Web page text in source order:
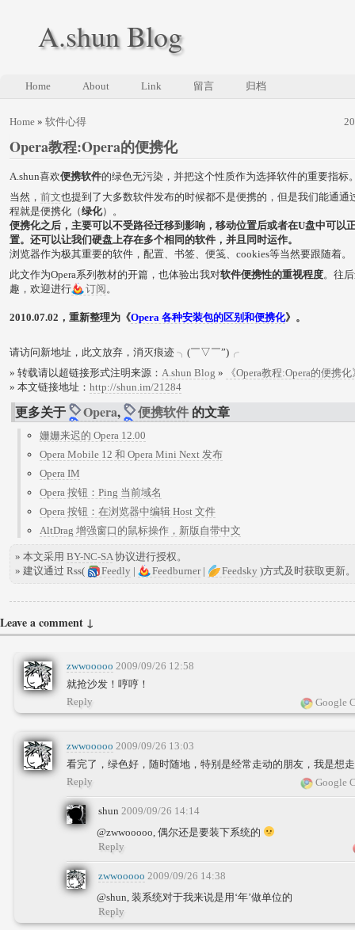
A.shun Blog
Home About Link 留言 归档
Home » 软件心得
Opera教程:Opera的便携化
A.shun喜欢便携软件的绿色无污染，并把这个性质作为选择软件的重要指标
当然， 前文也提到了大多数软件发布的时候都不是便携的，但是我们能通通
程就是便携化（绿化）。
便携化之后，主要可以不受路径迁移到影响，移动位置后或者在U盘中可以
置。还可以让我们硬盘上存在多个相同的软件，并且同时运作。
浏览器作为极其重要的软件，配置、书签、便笺、cookies等当然要跟随着。
此文作为Opera系列教材的开篇，也体验出我对软件便携性的重视程度。往
趣，欢迎进行
订阅。
2010.07.02，重新整理为《Opera 各种安装包的区别和便携化》。
请访问新地址，此文放弃，消灭痕迹 ╮(￣▽￣”)╭
» 转载请以超链接形式注明来源： A.shun Blog »
《Opera教程:Opera的便携化
» 本文链接地址： http://shun.im/21284
更多关于 Opera, 便携软件 的文章
姗姗来迟的 Opera 12.00
Opera Mobile 12 和 Opera Mini Next 发布
Opera IM
Opera 按钮：Ping 当前域名
Opera 按钮：在浏览器中编辑 Host 文件
AltDrag 增强窗口的鼠标操作，新版自带中文
» 本文采用 BY-NC-SA协议进行授权。
» 建议通过 Rss(
Feedly | Feedburner| Feedsky )方式及时获取更新。
Leave a comment ↓
zwwooooo 2009/09/26 12:58
就抢沙发！哼哼！
Google
Reply
zwwooooo 2009/09/26 13:03
看完了，绿色好，随时随地，特别是经常走动的朋友，我是想
Google
Reply
shun 2009/09/26 14:14
@zwwooooo, 偶尔还是要装下系统的
Reply
zwwooooo 2009/09/26 14:38
@shun, 装系统对于我来说是用‘年’做单位的
Reply